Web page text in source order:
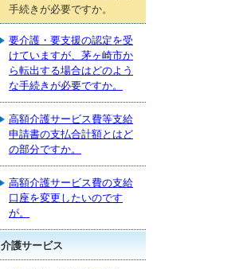
手続きが必要ですか。
要介護・要支援の認定を受
けていますが、茅ヶ崎市か
ら転出する場合はどのよう
な手続きが必要ですか。
高額介護サービス費等支給
申請書の支払合計額とはど
の部分ですか。
高額介護サービス費の支給
口座を変更したいのです
が。
介護サービス